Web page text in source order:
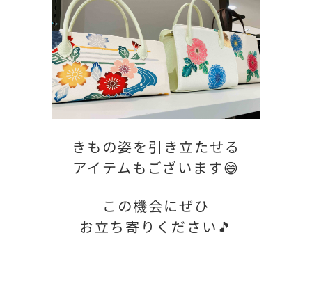
きもの姿を引き立たせる
アイテムもございます😄
この機会にぜひ
お立ち寄りください🎵